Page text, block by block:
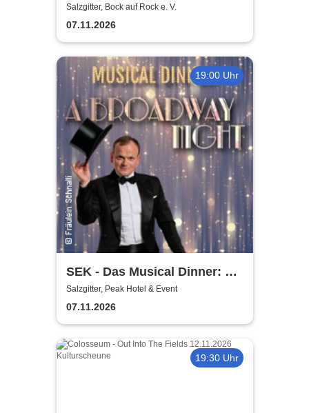
gemeinnütziger e. V.
Salzgitter, Bock auf Rock e. V.
07.11.2026
19:00 Uhr
SEK - Das Musical Dinner: A
Broadway Night
Salzgitter, Peak Hotel & Event
07.11.2026
19:30 Uhr